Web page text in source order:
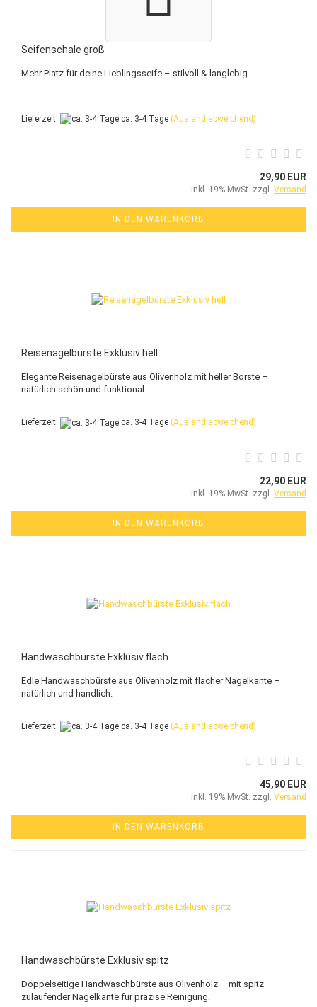
Seifenschale groß
Mehr Platz für deine Lieblingsseife – stilvoll & langlebig.
Lieferzeit: ca. 3-4 Tage (Ausland abweichend)
29,90 EUR
inkl. 19% MwSt. zzgl. Versand
IN DEN WARENKORB
Reisenagelbürste Exklusiv hell
Elegante Reisenagelbürste aus Olivenholz mit heller Borste –
natürlich schön und funktional.
Lieferzeit: ca. 3-4 Tage (Ausland abweichend)
22,90 EUR
inkl. 19% MwSt. zzgl. Versand
IN DEN WARENKORB
Handwaschbürste Exklusiv flach
Edle Handwaschbürste aus Olivenholz mit flacher Nagelkante –
natürlich und handlich.
Lieferzeit: ca. 3-4 Tage (Ausland abweichend)
45,90 EUR
inkl. 19% MwSt. zzgl. Versand
IN DEN WARENKORB
Handwaschbürste Exklusiv spitz
Doppelseitige Handwaschbürste aus Olivenholz – mit spitz
zulaufender Nagelkante für präzise Reinigung.